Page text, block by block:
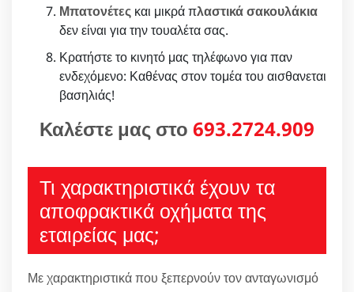
Μπατονέτες και μικρά πλαστικά σακουλάκια
δεν είναι για την τουαλέτα σας.
Κρατήστε το κινητό μας τηλέφωνο για παν
ενδεχόμενο: Καθένας στον τομέα του αισθανεται
βασηλιάς!
Καλέστε μας στο 693.2724.909
Τι χαρακτηριστικά έχουν τα
αποφρακτικά οχήματα της
εταιρείας μας;
Με χαρακτηριστικά που ξεπερνούν τον ανταγωνισμό